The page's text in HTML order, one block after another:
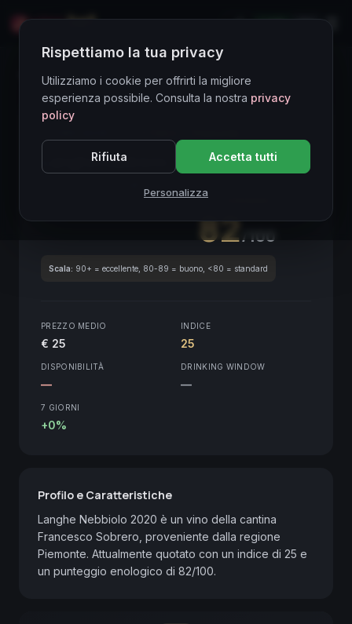
LIVE
Directory Vini
Langhe Nebbiolo
SCORE ENOLOGICO GLOBALE
82/100
Scala: 90+ = eccellente, 80-89 = buono, <80 = standard
PREZZO MEDIO
€ 25
INDICE
25
DISPONIBILITÀ
—
DRINKING WINDOW
—
7 GIORNI
+0%
Profilo e Caratteristiche
Langhe Nebbiolo 2020 è un vino della cantina
Francesco Sobrero, proveniente dalla regione
Piemonte. Attualmente quotato con un indice di 25 e
un punteggio enologico di 82/100.
Rispettiamo la tua privacy
Utilizziamo i cookie per offrirti la migliore
esperienza possibile. Consulta la nostra privacy
policy
Rifiuta Accetta tutti
Personalizza